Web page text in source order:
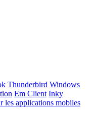
Thunderbird Windows
Em Client Inky
les applications mobiles